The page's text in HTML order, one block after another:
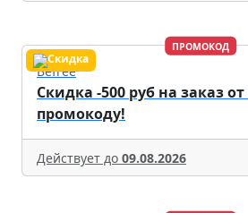
ПРОМОКОД
Befree
Скидка -500 руб на заказ от
промокоду!
Действует до 09.08.2026